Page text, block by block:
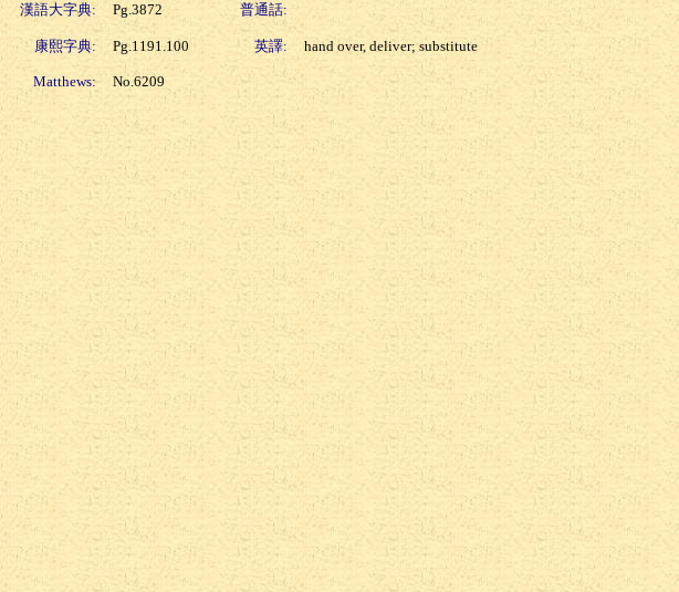
漢語大字典:
Pg.3872 普通話:
康熙字典: Pg.1191.100 英譯: hand over, deliver; substitute
Matthews: No.6209